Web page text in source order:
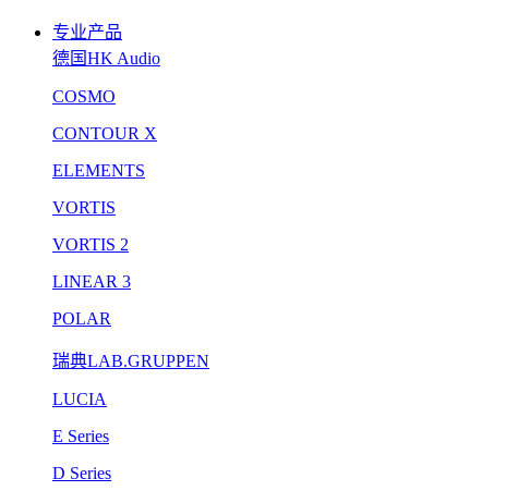
专业产品
德国HK Audio
COSMO
CONTOUR X
ELEMENTS
VORTIS
VORTIS 2
LINEAR 3
POLAR
瑞典LAB.GRUPPEN
LUCIA
E Series
D Series